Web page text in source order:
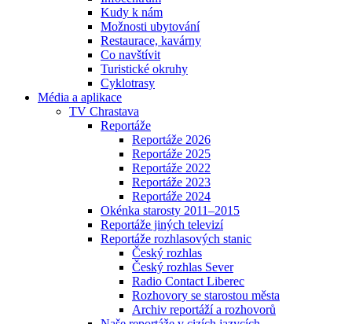
Kudy k nám
Možnosti ubytování
Restaurace, kavárny
Co navštívit
Turistické okruhy
Cyklotrasy
Média a aplikace
TV Chrastava
Reportáže
Reportáže 2026
Reportáže 2025
Reportáže 2022
Reportáže 2023
Reportáže 2024
Okénka starosty 2011–2015
Reportáže jiných televizí
Reportáže rozhlasových stanic
Český rozhlas
Český rozhlas Sever
Radio Contact Liberec
Rozhovory se starostou města
Archiv reportáží a rozhovorů